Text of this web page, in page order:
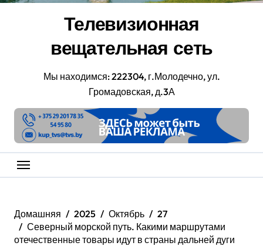
Телевизионная
вещательная сеть
Мы находимся: 222304, г.Молодечно, ул.
Громадовская, д.3А
Домашняя 2025 Октябрь
27
Северный морской путь. Какими маршрутами
отечественные товары идут в страны дальней дуги